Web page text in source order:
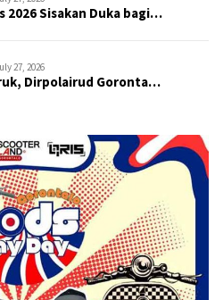
2026 Sisakan Duka bagi…
27, 2026
Dirpolairud Goronta…